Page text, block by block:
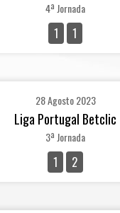
4ª Jornada
1 1
28 Agosto 2023
Liga Portugal Betclic
3ª Jornada
1 2